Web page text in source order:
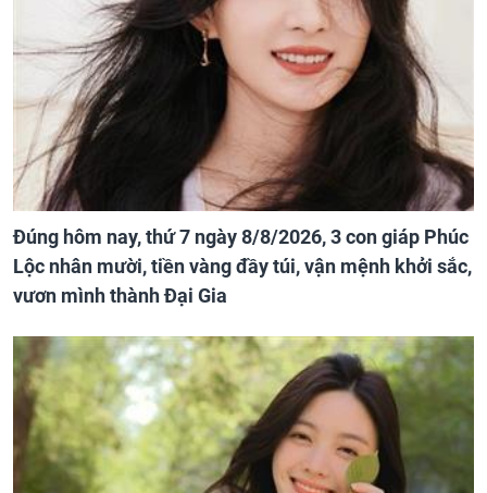
Đúng hôm nay, thứ 7 ngày 8/8/2026, 3 con giáp Phúc
Lộc nhân mười, tiền vàng đầy túi, vận mệnh khởi sắc,
vươn mình thành Đại Gia